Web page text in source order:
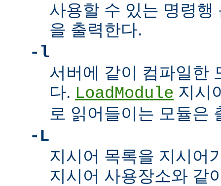
사용할 수 있는 명령행
을 출력한다.
-l
서버에 같이 컴파일한
다. LoadModule 지시
로 읽어들이는 모듈은
-L
지시어 목록을 지시어
지시어 사용장소와 같